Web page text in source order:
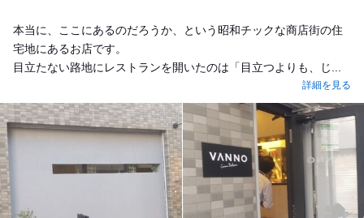
本当に、ここにあるのだろうか、という昭和チックな商店街の住
宅地にあるお店です。
目立たない路地にレストランを開いたのは「目立つよりも、じ...
詳細を見る